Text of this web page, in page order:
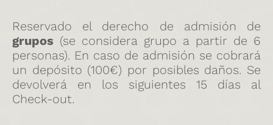
Reservado el derecho de admisión de
grupos (se considera grupo a partir de 6
personas). En caso de admisión se cobrará
un depósito (100€) por posibles daños. Se
devolverá en los siguientes 15 días al
Check-out.